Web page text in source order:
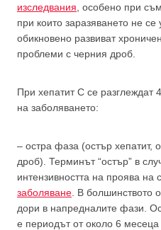
изследвания , особено при
при които заразяването не се
обикновено развиват
проблеми с черния дроб.
При хепатит С се разглеждат
на заболяването:
– остра фаза (остър хепатит,
дроб). Терминът “остър” в
интензивността на проява на
заболяване . В болшинството
дори в напредналите фази.
е периодът от около 6 месеца